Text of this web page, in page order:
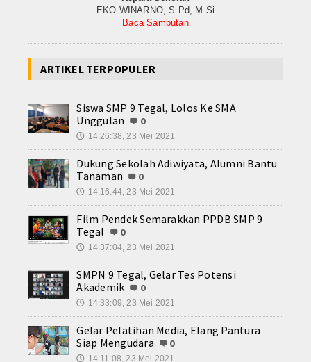
EKO WINARNO, S.Pd, M.Si
Baca Sambutan
ARTIKEL TERPOPULER
Siswa SMP 9 Tegal, Lolos Ke SMA
Unggulan
0
🕔 14:26:38, 23 Mei 2021
Dukung Sekolah Adiwiyata, Alumni Bantu
Tanaman
0
🕔 14:16:44, 23 Mei 2021
Film Pendek Semarakkan PPDB SMP 9
Tegal
0
🕔 14:37:04, 23 Mei 2021
SMPN 9 Tegal, Gelar Tes Potensi
Akademik
0
🕔 14:33:09, 23 Mei 2021
Gelar Pelatihan Media, Elang Pantura
Siap Mengudara
0
🕔 14:11:08, 23 Mei 2021